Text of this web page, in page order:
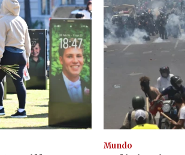
Mundo